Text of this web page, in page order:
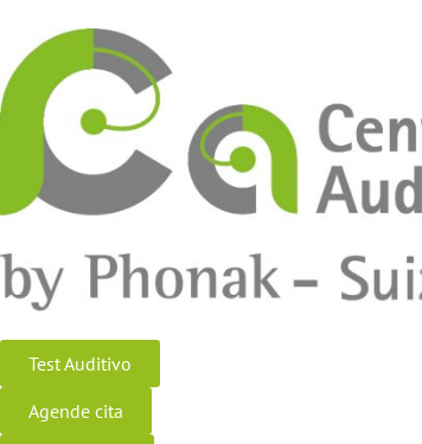
Test Auditivo
Agende cita